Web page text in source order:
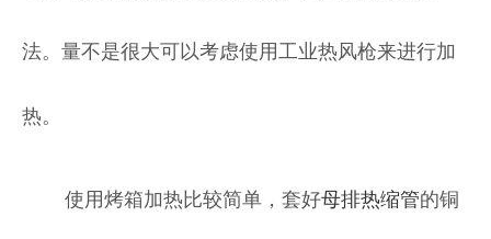
法。量不是很大可以考虑使用工业热风枪来进行加
热。
使用烤箱加热比较简单，套好母排热缩管的铜